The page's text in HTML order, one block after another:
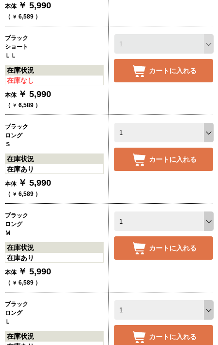
本体 ￥ 5,990
（ ￥ 6,589 ）
ブラック
ショート
ＬＬ
在庫状況
在庫なし
本体 ￥ 5,990
（ ￥ 6,589 ）
カートに入れる
ブラック
ロング
Ｓ
在庫状況
在庫あり
本体 ￥ 5,990
（ ￥ 6,589 ）
カートに入れる
ブラック
ロング
Ｍ
在庫状況
在庫あり
本体 ￥ 5,990
（ ￥ 6,589 ）
カートに入れる
ブラック
ロング
Ｌ
在庫状況
カートに入れる